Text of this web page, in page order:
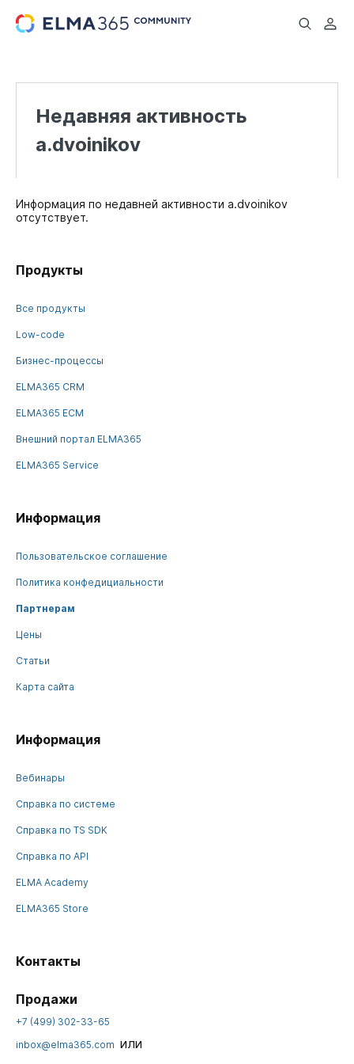
...
Недавняя активность
a.dvoinikov
Информация по недавней активности a.dvoinikov
отсутствует.
Продукты
Все продукты
Low-code
Бизнес-процессы
ELMA365 CRM
ELMA365 ECM
Внешний портал ELMA365
ELMA365 Service
Информация
Пользовательское соглашение
Политика конфедициальности
Партнерам
Цены
Статьи
Карта сайта
Информация
Вебинары
Справка по системе
Справка по TS SDK
Справка по API
ELMA Academy
ELMA365 Store
Контакты
Продажи
+7 (499) 302-33-65
inbox@elma365.com или